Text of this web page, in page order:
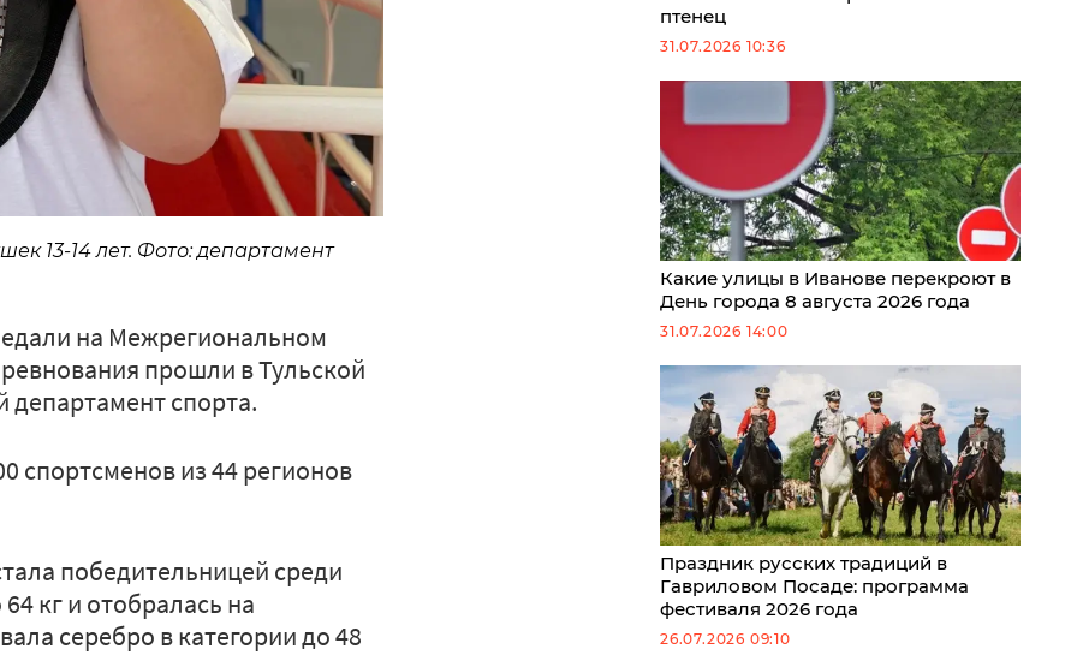
13-14 лет. Фото: департамент
на Межрегиональном
прошли в Тульской
спорта.
спортсменов из 44 регионов
победительницей среди
кг и отобралась на
серебро в категории до 48
птенец
31.07.2026 10:36
Какие улицы в Иванове перекроют в
День города 8 августа 2026 года
31.07.2026 14:00
Праздник русских традиций в
Гавриловом Посаде: программа
фестиваля 2026 года
26.07.2026 09:10